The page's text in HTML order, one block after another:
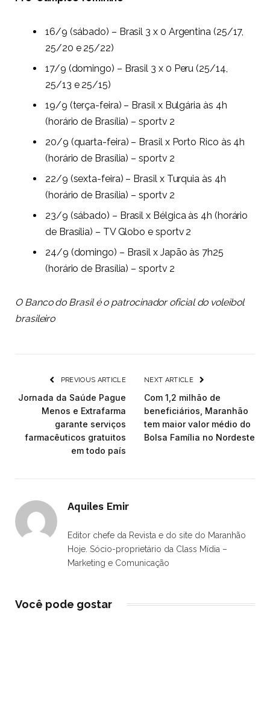
16/9 (sábado) – Brasil 3 x 0 Argentina (25/17,
25/20 e 25/22)
17/9 (domingo) – Brasil 3 x 0 Peru (25/14,
25/13 e 25/15)
19/9 (terça-feira) – Brasil x Bulgária às 4h
(horário de Brasília) – sportv 2
20/9 (quarta-feira) – Brasil x Porto Rico às 4h
(horário de Brasília) – sportv 2
22/9 (sexta-feira) – Brasil x Turquia às 4h
(horário de Brasília) – sportv 2
23/9 (sábado) – Brasil x Bélgica às 4h (horário
de Brasília) – TV Globo e sportv 2
24/9 (domingo) – Brasil x Japão às 7h25
(horário de Brasília) – sportv 2
O Banco do Brasil é o patrocinador oficial do voleibol
brasileiro
PREVIOUS ARTICLE
Jornada da Saúde Pague
Menos e Extrafarma
garante serviços
farmacêuticos gratuitos
em todo país
NEXT ARTICLE
Com 1,2 milhão de
beneficiários, Maranhão
tem maior valor médio do
Bolsa Família no Nordeste
Aquiles Emir
Editor chefe da Revista e do site do Maranhão
Hoje. Sócio-proprietário da Class Mídia –
Marketing e Comunicação
Você pode gostar